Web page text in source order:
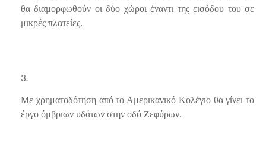
θα διαμορφωθούν οι δύο χώροι έναντι της εισόδου του σε
μικρές πλατείες.
Με χρηματοδότηση από το Αμερικανικό Κολέγιο θα γίνει το
έργο όμβριων υδάτων στην οδό Ζεφύρων.